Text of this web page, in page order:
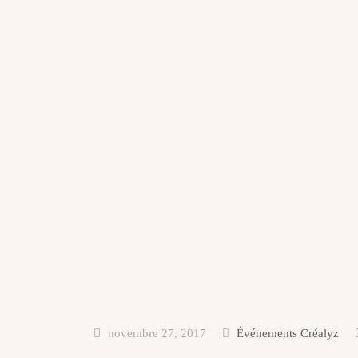
novembre 27, 2017 Événements Créalyz